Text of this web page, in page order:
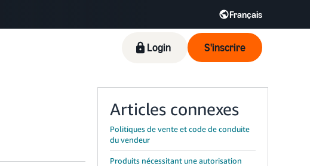
Français
Login S'inscrire
Articles connexes
Politiques de vente et code de conduite
du vendeur
Produits nécessitant une autorisation